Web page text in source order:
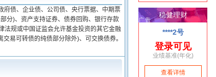
府债、企业债、公司债、央行票据、中期票
分)、资产支持证券、债券回购、银行存款
法规或中国证监会允许基金投资的其它金融
易可转债的纯债部分除外)、可交换债券。